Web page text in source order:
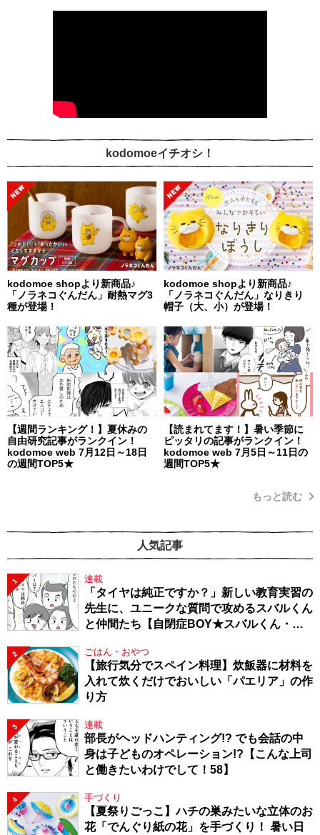
kodomoeイチオシ！
kodomoe shopより新商品♪
「ノラネコぐんだん」耐熱マグ3
種が登場！
kodomoe shopより新商品♪
「ノラネコぐんだん」なりきり
帽子（大、小）が登場！
【週間ランキング！】夏休みの
自由研究記事がランクイン！
kodomoe web 7月12日～18日
の週間TOP5★
【読まれてます！】暑い季節に
ピッタリの記事がランクイン！
kodomoe web 7月5日～11日の
週間TOP5★
もっと読む
人気記事
1 連載
「タイヤは純正ですか？」新しい教育実習の
先生に、ユニークな質問で攻めるスバルくん
と仲間たち【自閉症BOY★スバルくん・
2 ごはん・おやつ
【旅行気分でスペイン料理】炊飯器に材料を
入れて炊くだけでおいしい「パエリア」の作
り方
3 連載
部長がヘッドハンティング!? でも会話の中
身は子どものオペレーション!?【こんな上司
と働きたいわけでして！58】
4 手づくり
【夏祭りごっこ】ハチの巣みたいな立体のお
花「でんぐり紙の花」を手づくり！ 暑い日